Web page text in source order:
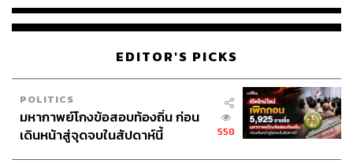
และต่างประเทศ โดยเงินลงทุนในระยะยาวของประเทศต้อง
ดำเนินการอย่างมีระบบในพื้นที่เป้าหมายที่มีศักยภาพ และจัด
ลำดับความสำคัญที่ชัดเจน
สัมมนาวิชาการครั้งนี้ถือเป็นครั้งแรกในช่วงโควิด-19 ระลอก
ใหม่ ที่นักวิชาการเศรษฐกิจ การเงิน การคลัง ร่วมหารือ
แนวทางเตรียมพร้อมแผนพัฒนาเศรษฐกิจและสังคมแห่งชาติ
ฉบับ 13 (พ.ศ. 2566-2570) เพื่อผลักดันเศรษฐกิจกลับสู่ภาวะ
EDITOR'S PICKS
POLITICS
มหากาพย์โกงข้อสอบท้องถิ่น ก่อน
เดินหน้าสู่จุดจบในสัปดาห์นี้
558